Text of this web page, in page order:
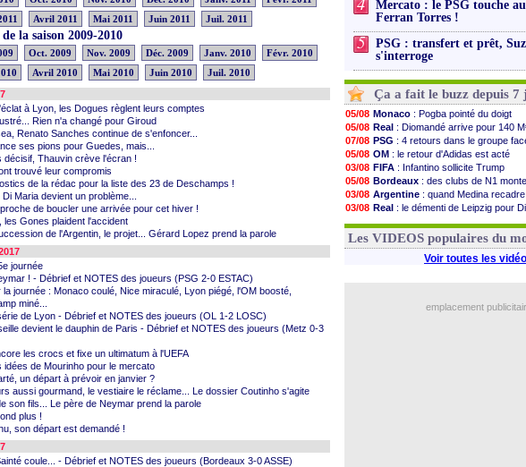
Avril 2011 Mai 2011 Juin 2011 Juil. 2011
la saison 2009-2010
Oct. 2009 Nov. 2009 Déc. 2009 Janv. 2010
Févr. 2010
Avril 2010 Mai 2010 Juin 2010
Juil. 2010
à Lyon, les Dogues règlent leurs comptes
Rien n'a changé pour Giroud
Renato Sanches continue de s'enfoncer...
ses pions pour Guedes, mais...
décisif, Thauvin crève l'écran !
trouvé leur compromis
de la rédac pour la liste des 23 de Deschamps !
Maria devient un problème...
proche de boucler une arrivée pour cet hiver !
les Gones plaident l'accident
de l'Argentin, le projet... Gérard Lopez prend la parole
journée
! - Débrief et NOTES des joueurs (PSG 2-0 ESTAC)
la journée : Monaco coulé, Nice miraculé, Lyon piégé, l'OM boosté,
miné...
de Lyon - Débrief et NOTES des joueurs (OL 1-2 LOSC)
devient le dauphin de Paris - Débrief et NOTES des joueurs (Metz 0-3
les crocs et fixe un ultimatum à l'UEFA
idées de Mourinho pour le mercato
un départ à prévoir en janvier ?
aussi gourmand, le vestiaire le réclame... Le dossier Coutinho s'agite
son fils... Le père de Neymar prend la parole
plus !
son départ est demandé !
coule... - Débrief et NOTES des joueurs (Bordeaux 3-0 ASSE)
Mercato : le PSG touche
Ferran Torres !
5
PSG : transfert et prêt,
s'interroge
Ça a fait le buzz depuis 7
05/08 Monaco : Pogba pointé du doigt
05/08 Real : Diomandé arrive pour 140
07/08 PSG : 4 retours dans le groupe
05/08 OM : le retour d'Adidas est acté
03/08 FIFA : Infantino sollicite Trump
05/08 Bordeaux : des clubs de N1
03/08 Argentine : quand Medina
03/08 Real : le démenti de Leipzig pour
03/08 OM: Paixão attire un 2e club
Les VIDEOS populaires du
Voir toutes les
emplacement